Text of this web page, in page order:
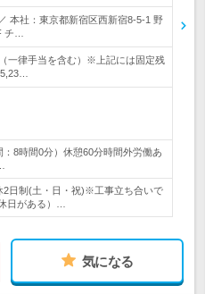
本社：東京都新宿区西新宿8-5-1 野
チ…
一律手当を含む）※上記には固定残
8時間0分）休憩60分時間外労働あ
2日制(土・日・祝)※工事立ち合いで
日がある）…
気になる